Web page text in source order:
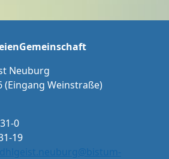
an der Abendkasse und ab Sept
und im Pfarrbüro der PG Neub
Neuburg
(Eingang Weinstraße)
0
19